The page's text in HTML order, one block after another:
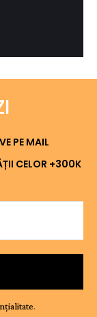
PE MAIL
CELOR +300K
.